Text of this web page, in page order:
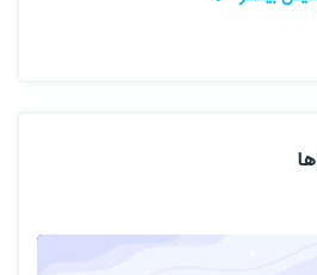
یوتیوبرها
برای یوتیوب و آپارات